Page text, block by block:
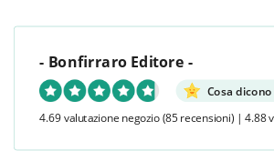
- Bonfirraro Editore -
Cosa
4.69 valutazione negozio (85 recensioni) | 4.88